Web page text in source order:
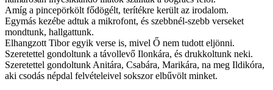
Amíg a pincepörkölt fődögélt, terítékre került az irodalom.
Egymás kezébe adtuk a mikrofont, és szebbnél-szebb verseket
mondtunk, hallgattunk.
Elhangzott Tibor egyik verse is, mivel Ő nem tudott eljönni.
Szeretettel gondoltunk a távollevő Ilonkára, és drukkoltunk neki.
Szeretettel gondoltunk Anitára, Csabára, Marikára, na meg Ildikóra,
aki csodás népdal felvételeivel sokszor elbűvölt minket.